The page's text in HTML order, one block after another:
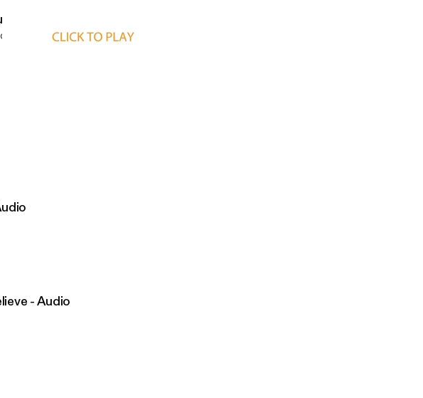
Nelson - John 12:20-33
- Audio